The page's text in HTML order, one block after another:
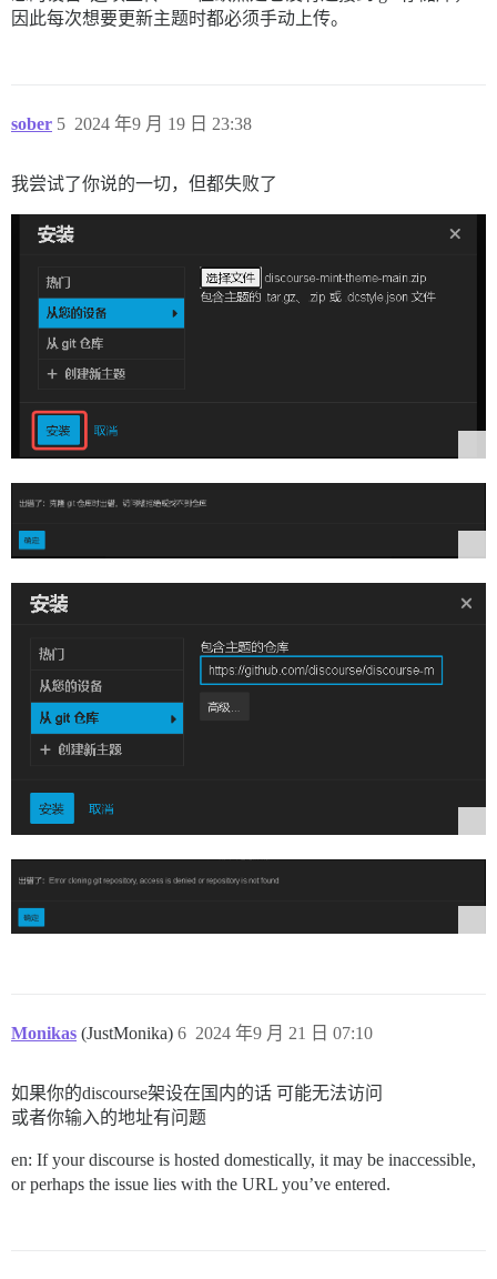
因此每次想要更新主题时都必须手动上传。
sober 2024 年9 月 19 日 23:38
5
我尝试了你说的一切，但都失败了
Monikas (JustMonika) 2024 年9 月 21 日 07:10
6
如果你的discourse架设在国内的话 可能无法访问
或者你输入的地址有问题
en: If your discourse is hosted domestically, it may be inaccessible,
or perhaps the issue lies with the URL you’ve entered.